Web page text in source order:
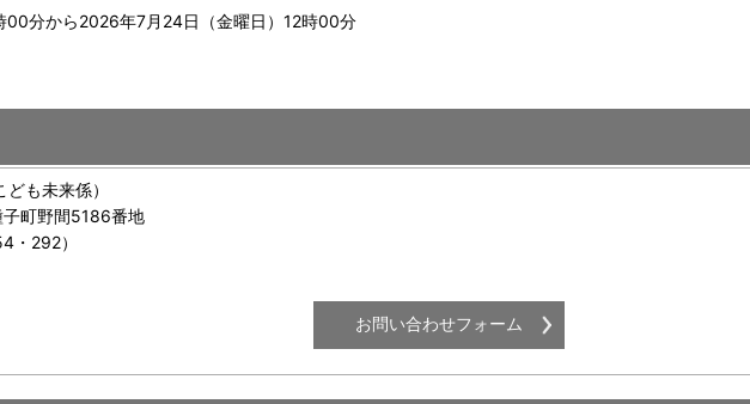
分から2026年7月24日（金曜日）12時00分
も未来係）
町野間5186番地
・292）